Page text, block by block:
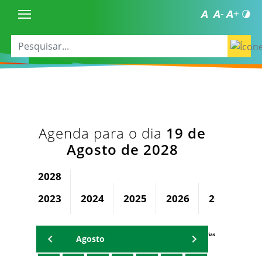
Agenda para o dia 19 de
Agosto de 2028
2028
2023
2024 2025 2026 2027
Agenda Secretárias
Agosto